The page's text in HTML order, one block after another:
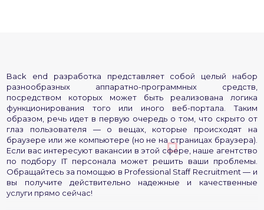
Back end разработка представляет собой целый набор
разнообразных аппаратно-программных средств,
посредством которых может быть реализована логика
функционирования того или иного веб-портала. Таким
образом, речь идет в первую очередь о том, что скрыто от
глаз пользователя — о вещах, которые происходят на
браузере или же компьютере (но не на страницах браузера).
Если вас интересуют вакансии в этой сфере, наше агентство
по подбору IT персонала может решить ваши проблемы.
Обращайтесь за помощью в Professional Staff Recruitment — и
вы получите действительно надежные и качественные
услуги прямо сейчас!